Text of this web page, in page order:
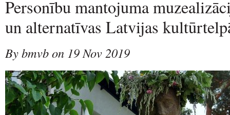
Personību mantojuma
un alternatīvas Latvijas
By bmvb on 19 Nov 2019